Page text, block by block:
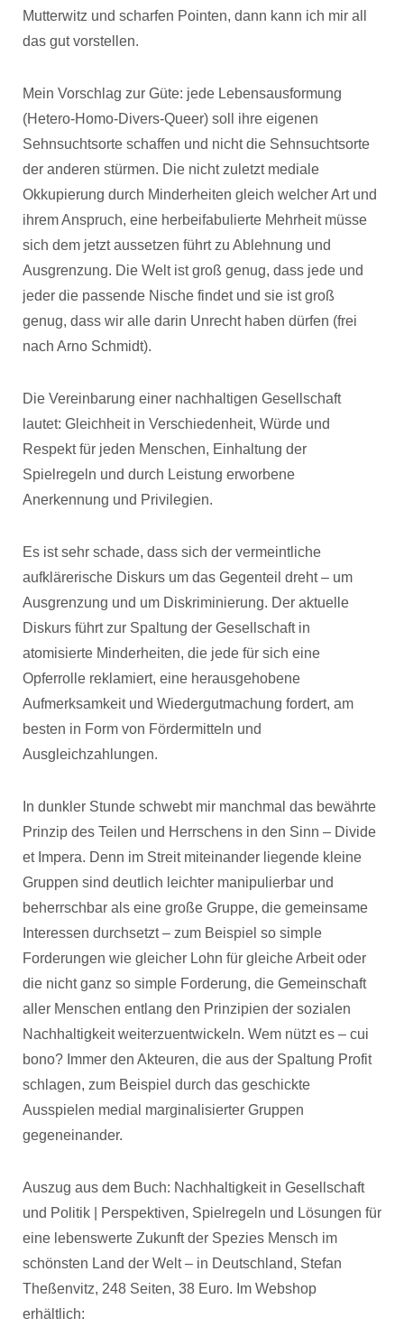
Mutterwitz und scharfen Pointen, dann kann ich mir all
das gut vorstellen.
Mein Vorschlag zur Güte: jede Lebensausformung
(Hetero-Homo-Divers-Queer) soll ihre eigenen
Sehnsuchtsorte schaffen und nicht die Sehnsuchtsorte
der anderen stürmen. Die nicht zuletzt mediale
Okkupierung durch Minderheiten gleich welcher Art und
ihrem Anspruch, eine herbeifabulierte Mehrheit müsse
sich dem jetzt aussetzen führt zu Ablehnung und
Ausgrenzung. Die Welt ist groß genug, dass jede und
jeder die passende Nische findet und sie ist groß
genug, dass wir alle darin Unrecht haben dürfen (frei
nach Arno Schmidt).
Die Vereinbarung einer nachhaltigen Gesellschaft
lautet: Gleichheit in Verschiedenheit, Würde und
Respekt für jeden Menschen, Einhaltung der
Spielregeln und durch Leistung erworbene
Anerkennung und Privilegien.
Es ist sehr schade, dass sich der vermeintliche
aufklärerische Diskurs um das Gegenteil dreht – um
Ausgrenzung und um Diskriminierung. Der aktuelle
Diskurs führt zur Spaltung der Gesellschaft in
atomisierte Minderheiten, die jede für sich eine
Opferrolle reklamiert, eine herausgehobene
Aufmerksamkeit und Wiedergutmachung fordert, am
besten in Form von Fördermitteln und
Ausgleichzahlungen.
In dunkler Stunde schwebt mir manchmal das bewährte
Prinzip des Teilen und Herrschens in den Sinn – Divide
et Impera. Denn im Streit miteinander liegende kleine
Gruppen sind deutlich leichter manipulierbar und
beherrschbar als eine große Gruppe, die gemeinsame
Interessen durchsetzt – zum Beispiel so simple
Forderungen wie gleicher Lohn für gleiche Arbeit oder
die nicht ganz so simple Forderung, die Gemeinschaft
aller Menschen entlang den Prinzipien der sozialen
Nachhaltigkeit weiterzuentwickeln. Wem nützt es – cui
bono? Immer den Akteuren, die aus der Spaltung Profit
schlagen, zum Beispiel durch das geschickte
Ausspielen medial marginalisierter Gruppen
gegeneinander.
Auszug aus dem Buch: Nachhaltigkeit in Gesellschaft
und Politik | Perspektiven, Spielregeln und Lösungen für
eine lebenswerte Zukunft der Spezies Mensch im
schönsten Land der Welt – in Deutschland, Stefan
Theßenvitz, 248 Seiten, 38 Euro. Im Webshop
erhältlich: